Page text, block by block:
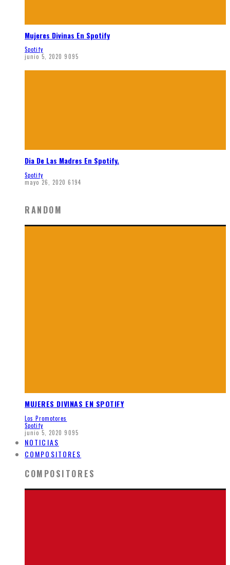
Mujeres Divinas En Spotify
Spotify
junio 5, 2020 9095
Dia De Las Madres En Spotify.
Spotify
mayo 26, 2020 6194
RANDOM
MUJERES DIVINAS EN SPOTIFY
Los Promotores
Spotify
junio 5, 2020 9095
NOTICIAS
COMPOSITORES
COMPOSITORES